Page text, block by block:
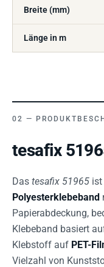
Breite (mm)
Länge in m
tesafix
Das tesafix 51965 ist
Polyesterklebeband
Papierabdeckung,
Klebeband basiert
Klebstoff auf PET-
Vielzahl von